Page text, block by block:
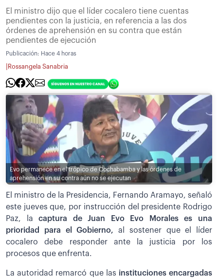
El ministro dijo que el líder cocalero tiene cuentas
pendientes con la justicia, en referencia a las dos
órdenes de aprehensión en su contra que están
pendientes de ejecución
Publicación: Hace 4 horas
Rossangela Sanabria
Evo permanece en el trópico de Cochabamba y las órdenes de
aprehensión en su contra aún no se ejecutan
El ministro de la Presidencia, Fernando Aramayo, señaló
este jueves que, por instrucción del presidente Rodrigo
Paz, lacaptura de Juan Evo Evo Morales es una
prioridad para el Gobierno, al sostener que el líder
cocalero debe responder ante la justicia por los
procesos que enfrenta.
La autoridad remarcó que las instituciones encargadas